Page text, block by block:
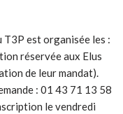
est organisée les :
réservée aux Elus
de leur mandat).
: 01 43 71 13 58
le vendredi